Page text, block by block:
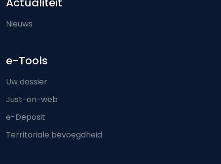
Nieuws
e-Tools
Uw dossier
Just-on-web
e-Deposit
Territoriale bevoegdheid